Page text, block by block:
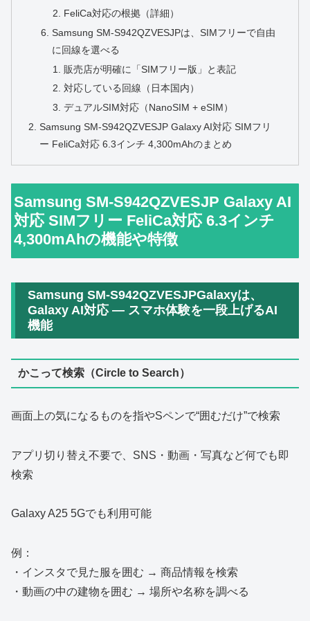
FeliCa対応の根拠（詳細）
Samsung SM-S942QZVESJPは、SIMフリーで自由
に回線を選べる
販売店が明確に「SIMフリー版」と表記
対応している回線（日本国内）
デュアルSIM対応（NanoSIM + eSIM）
Samsung SM-S942QZVESJP Galaxy AI対応 SIMフリ
ー FeliCa対応 6.3インチ 4,300mAhのまとめ
Samsung SM-S942QZVESJP Galaxy AI
対応 SIMフリー FeliCa対応 6.3インチ
4,300mAhの機能や特徴
Samsung SM-S942QZVESJPGalaxyは、
Galaxy AI対応 ― スマホ体験を一段上げるAI
機能
かこって検索（Circle to Search）
画面上の気になるものを指やSペンで“囲むだけ”で検索
アプリ切り替え不要で、SNS・動画・写真など何でも即
検索
Galaxy A25 5Gでも利用可能
例：
・インスタで見た服を囲む → 商品情報を検索
・動画の中の建物を囲む → 場所や名称を調べる